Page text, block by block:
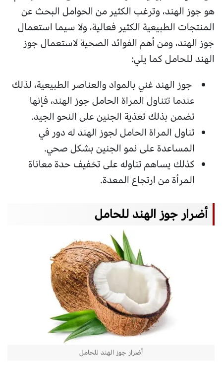
هو جوز الهند، وترغب الكثير من الحوامل البحث عن
المنتجات الطبيعية الكثير فعالية، ولا سيما استعمال
جوز الهند، ومن أهم الفوائد الصحية لاستعمال جوز
الهند للحامل كما يلي:
جوز الهند غني بالمواد والعناصر الطبيعية، لذلك
عندما تتناول المراة الحامل جوز الهند، فإنها
تضمن بذلك تغذية الجنين على النحو الجيد.
تناول المراة الحامل لجوز الهند له دور في
المساعدة على نمو الجنين بشكل صحي.
كذلك يساهم تناوله على تخفيف حدة معاناة
المرأة من ارتجاع المعدة.
أضرار جوز الهند للحامل
أضرار جوز الهند للحامل